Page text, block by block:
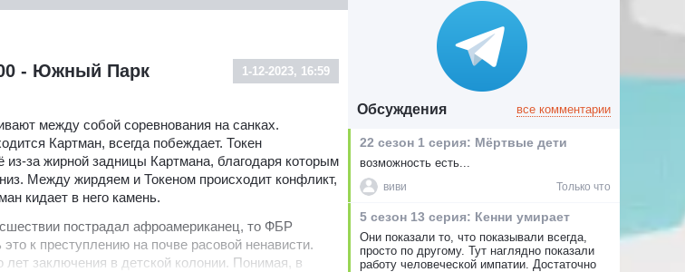
- Южный Парк 1-12-2023, 16:59
между собой соревнования на санках.
Картман, всегда побеждает. Токен
из-за жирной задницы Картмана, благодаря которым
Между жирдяем и Токеном происходит конфликт,
кидает в него камень.
пострадал афроамериканец, то ФБР
это к преступлению на почве расовой ненависти.
лет заключения в детской колонии. Понимая, в
Обсуждения все комментарии
22 сезон 1 серия: Мёртвые дети
возможность есть...
виви Только что
5 сезон 13 серия: Кенни умирает
Они показали то, что показывали всегда,
просто по другому. Тут наглядно показали
работу человеческой импатии. Достаточно